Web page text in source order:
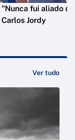
"Nunca fui aliado
Carlos Jordy
Ver tudo